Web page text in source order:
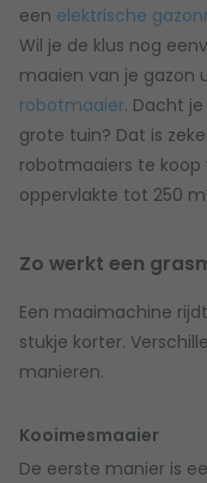
een elektrische
Wil je de klus nog
maaien van je gazon
robotmaaier. Dacht
grote tuin? Dat is
robotmaaiers te
oppervlakte tot 250
Zo werkt een
Een maaimachine
stukje korter.
manieren.
Kooimesmaaier
De eerste manier is